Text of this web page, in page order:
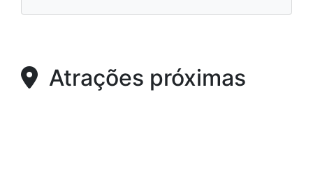
Atrações próximas